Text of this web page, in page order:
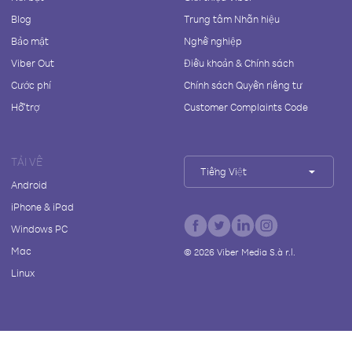
Blog
Bảo mật
Viber Out
Cước phí
Hỗ trợ
Trung tâm Nhãn hiệu
Nghề nghiệp
Điều khoản & Chính sách
Chính sách Quyền riêng tư
Customer Complaints Code
TẢI VỀ
Android
iPhone & iPad
Windows PC
Mac
Linux
Tiếng Việt
© 2026Viber Media S.à r.l.